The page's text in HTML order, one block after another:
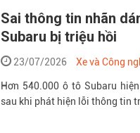
Sai thông tin nhãn
Subaru bị triệu hồi
23/07/2026 Xe và Công
Hơn 540.000 ô tô Subaru
sau khi phát hiện lỗi thông tin